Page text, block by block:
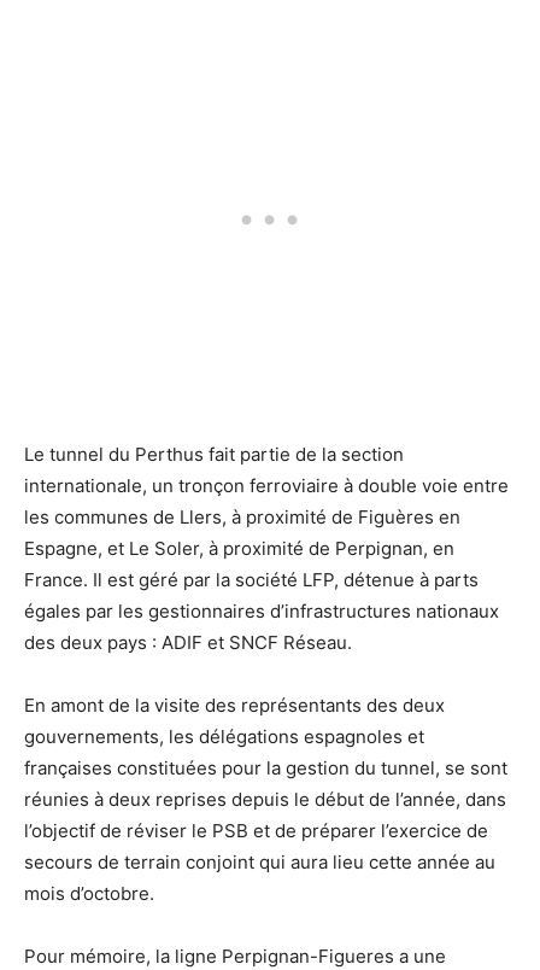
Le tunnel du Perthus fait partie de la section
internationale, un tronçon ferroviaire à double voie entre
les communes de Llers, à proximité de Figuères en
Espagne, et Le Soler, à proximité de Perpignan, en
France. Il est géré par la société LFP, détenue à parts
égales par les gestionnaires d’infrastructures nationaux
des deux pays : ADIF et SNCF Réseau.
En amont de la visite des représentants des deux
gouvernements, les délégations espagnoles et
françaises constituées pour la gestion du tunnel, se sont
réunies à deux reprises depuis le début de l’année, dans
l’objectif de réviser le PSB et de préparer l’exercice de
secours de terrain conjoint qui aura lieu cette année au
mois d’octobre.
Pour mémoire, la ligne Perpignan-Figueres a une